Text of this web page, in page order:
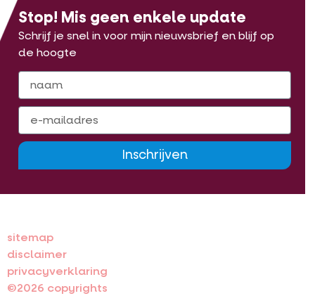
Stop! Mis geen enkele update
Schrijf je snel in voor mijn nieuwsbrief en blijf op
de hoogte
Inschrijven
sitemap
disclaimer
privacyverklaring
©2026 copyrights